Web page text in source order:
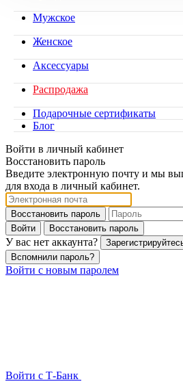
Мужское
Женское
Аксессуары
Распродажа
Подарочные сертификаты
Блог
Войти в личный кабинет
Восстановить пароль
Введите электронную почту и мы
для входа в личный кабинет.
Восстановить пароль
Войти
Восстановить пароль
У вас нет аккаунта?
Вспомнили пароль?
Войти с новым паролем
Войти с Т-Банк